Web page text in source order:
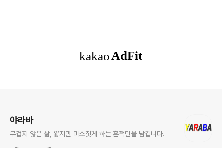
야라바
무겁지 않은 삶, 얇지만 미소짓게 하는 흔적만을 남깁니다.